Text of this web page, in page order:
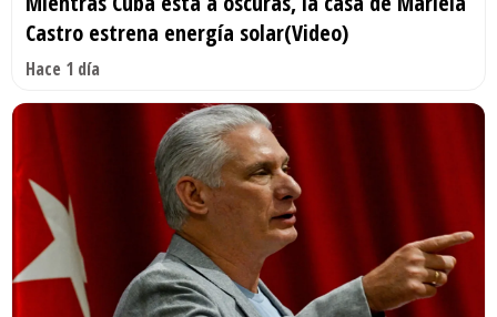
Castro estrena energía solar(Video)
Hace 1 día